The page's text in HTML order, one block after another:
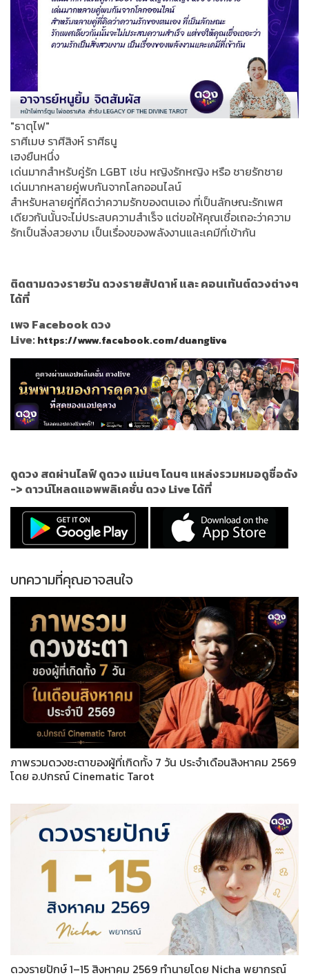
"ธาตุไฟ"
ราศีเมษ ราศีสิงห์ ราศีธนู
เฮงยืนหนึ่ง
เด่นมากสำหรับคู่รัก LGBT เช่น หญิงรักหญิง หรือ ชายรักชาย
เด่นมากหลายคู่พบกันจากโลกออนไลน์
สำหรับหลายคู่ที่คิดว่าความรักของตนเอง ที่เป็นลักษณะรักเพศ
เดียวกันนั้นจะไม่ประสบความสำเร็จ แต่ขอให้คุณเชื่อเถอะว่าความ
รักเป็นสิ่งสวยงาม เป็นเรื่องของพลังงานและเคมีที่เข้ากัน
ติดตามดวงรายวัน ดวงรายสัปดาห์ และ คอนเท้นต์ดวงต่างๆ
ได้ที่
เพจ Facebook ดวง
Live:https://www.facebook.com/duanglive
ดูดวง สดผ่านไลฟ์ ดูดวง แม่นๆ โดนๆ แหล่งรวมหมอดูชื่อดัง
-> ดาวน์โหลดแอพพลิเคชั่น ดวง Live ได้ที่
บทความที่คุณอาจสนใจ
ภาพรวมดวงชะตาของผู้ที่เกิดทั้ง 7 วัน ประจำเดือนสิงหาคม 2569
โดย อ.ปกรณ์ Cinematic Tarot
ดวงรายปักษ์ 1–15 สิงหาคม 2569 ทำนายโดย Nicha พยากรณ์